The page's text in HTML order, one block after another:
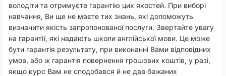
володіти та отримуєте гарантію цих якостей. При виборі
навчання, Ви ще не маєте тих знань, які допоможуть
визначити якість запропонованої послуги. Звертайте увагу
на гарантії, які надають школи англійської мови. Це може
бути гарантія результату, при виконанні Вами відповідних
умов, або ж гарантія повернення грошових коштів, у разі,
якщо курс Вам не сподобався й не дав бажаних